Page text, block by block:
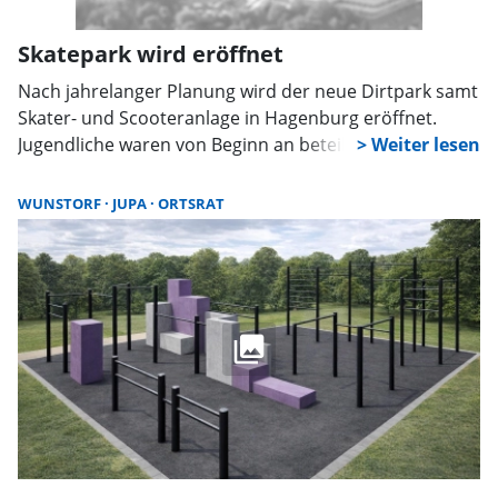
Skatepark wird eröffnet
Nach jahrelanger Planung wird der neue Dirtpark samt
Skater- und Scooteranlage in Hagenburg eröffnet.
Jugendliche waren von Beginn an beteiligt. Dank
Zur Eröffnung gibt es Vorführungen und Verpflegung.
WUNSTORF JUPA ORTSRAT